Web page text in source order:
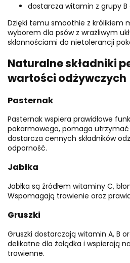
dostarcza witamin z grupy
Dzięki temu smoothie z królikiem
wyborem dla psów z wrażliwym
skłonnościami do nietolerancji
Naturalne składniki
wartości odżywczych
Pasternak
Pasternak wspiera prawidłowe
pokarmowego, pomaga
dostarcza cennych składników
odporność.
Jabłka
Jabłka są źródłem witaminy C,
Wspomagają trawienie oraz
Gruszki
Gruszki dostarczają witamin A, B
delikatne dla żołądka i wspierają
trawienne.